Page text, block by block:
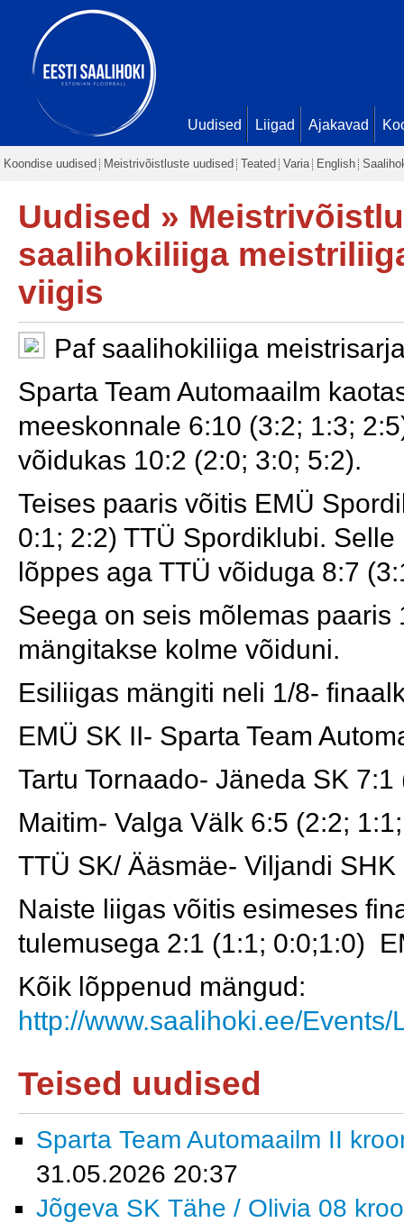
Uudised Liigad Ajakavad
Koondise uudised Meistrivõistluste uudised Teated Varia English
Uudised »
saalihokiliiga
viigis
Paf saalihokiliiga
Sparta Team Automaailm
meeskonnale 6:10 (3:2; 1:3;
võidukas 10:2 (2:0; 3:0; 5:2).
Teises paaris võitis EMÜ
0:1; 2:2) TTÜ Spordiklubi.
lõppes aga TTÜ võiduga 8:7
Seega on seis mõlemas
mängitakse kolme võiduni.
Esiliigas mängiti neli 1/8-
EMÜ SK II- Sparta Team
Tartu Tornaado- Jäneda SK
Maitim- Valga Välk 6:5 (2:2;
TTÜ SK/ Ääsmäe- Viljandi
Naiste liigas võitis esimeses
tulemusega 2:1 (1:1; 0:0;1:0)
Kõik lõppenud mängud:
http://www.saalihoki.ee/
Teised uudised
Sparta Team Automaailm II
31.05.2026 20:37
Jõgeva SK Tähe / Olivia 08